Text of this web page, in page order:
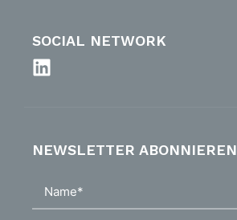
SOCIAL NETWORK
NEWSLETTER ABONNIEREN